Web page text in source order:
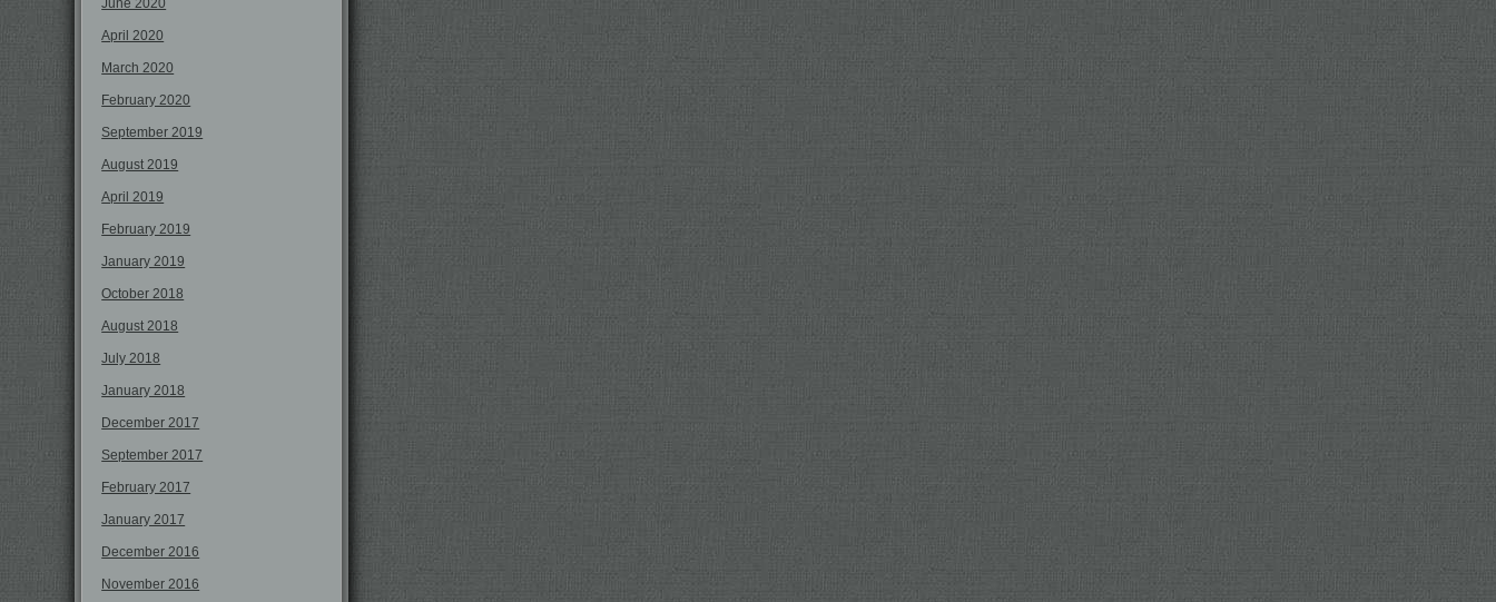
June 2020
April 2020
March 2020
February 2020
September 2019
August 2019
April 2019
February 2019
January 2019
October 2018
August 2018
July 2018
January 2018
December 2017
September 2017
February 2017
January 2017
December 2016
November 2016